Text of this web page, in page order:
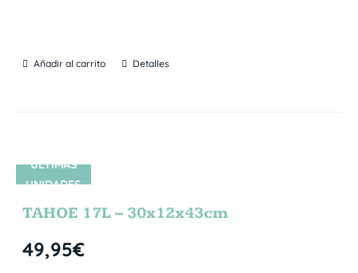
Añadir al carrito Detalles
ÚLTIMAS
UNIDADES
TAHOE 17L – 30x12x43cm
49,95€